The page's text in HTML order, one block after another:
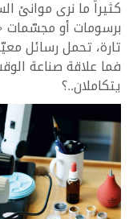
كثيراً ما نرى موانئ
برسومات أو مجسّمات
تارة، تحمل رسائل
فما علاقة صناعة
يتكاملان..؟